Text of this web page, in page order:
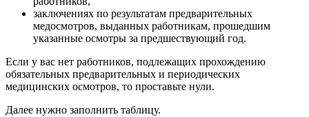
заключениях по результатам предварительных
медосмотров, выданных работникам, прошедшим
указанные осмотры за предшествующий год.
Если у вас нет работников, подлежащих прохождению
обязательных предварительных и периодических
медицинских осмотров, то проставьте нули.
Далее нужно заполнить таблицу.